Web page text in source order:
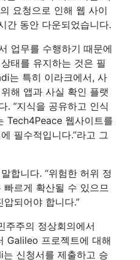
요청으로 인해 웹 사이
간 동안 다운되었습니다.
업무를 수행하기 때문에
태를 유지하는 것은 필
는 특히 이라크에서, 사
해 앱과 사실 확인 플랫
. “지식을 공유하고 인식
Tech4Peace 웹사이트를
필수적입니다.”라고 그
합니다. “위험한 허위 정
르게 확산될 수 있으므
되어야 합니다.”
주주의 정상회의에서
Galileo 프로젝트에 대해
신청서를 제출하고 승